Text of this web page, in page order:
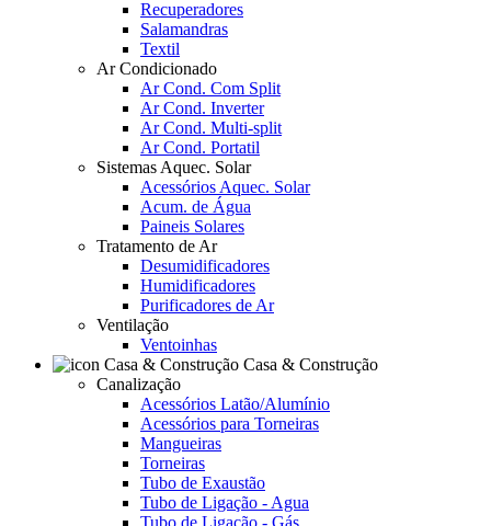
Recuperadores
Salamandras
Textil
Ar Condicionado
Ar Cond. Com Split
Ar Cond. Inverter
Ar Cond. Multi-split
Ar Cond. Portatil
Sistemas Aquec. Solar
Acessórios Aquec. Solar
Acum. de Água
Paineis Solares
Tratamento de Ar
Desumidificadores
Humidificadores
Purificadores de Ar
Ventilação
Ventoinhas
Casa & Construção
Canalização
Acessórios Latão/Alumínio
Acessórios para Torneiras
Mangueiras
Torneiras
Tubo de Exaustão
Tubo de Ligação - Agua
Tubo de Ligação - Gás